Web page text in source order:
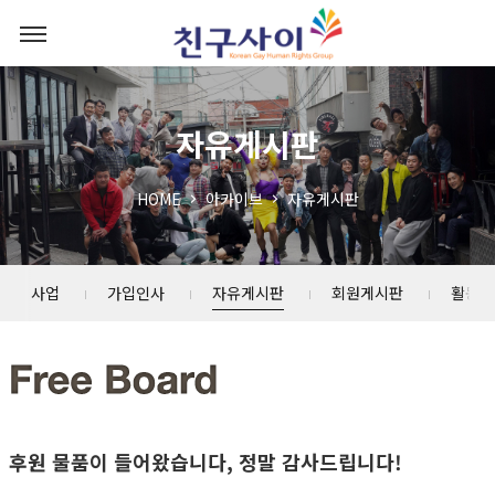
자유게시판
HOME 아카이브 자유게시판
년 사업 가입인사 자유게시판 회원게시판 활동
후원 물품이 들어왔습니다, 정말 감사드립니다!